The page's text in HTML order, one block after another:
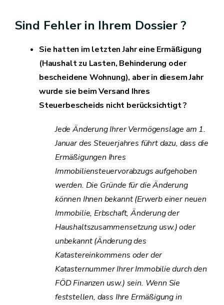
Sind Fehler in Ihrem Dossier ?
Sie hatten im letzten Jahr eine Ermäßigung
(Haushalt zu Lasten, Behinderung oder
bescheidene Wohnung), aber in diesem Jahr
wurde sie beim Versand Ihres
Steuerbescheids nicht berücksichtigt ?
Jede Änderung Ihrer Vermögenslage am 1.
Januar des Steuerjahres führt dazu, dass die
Ermäßigungen Ihres
Immobiliensteuervorabzugs aufgehoben
werden. Die Gründe für die Änderung
können Ihnen bekannt (Erwerb einer neuen
Immobilie, Erbschaft, Änderung der
Haushaltszusammensetzung usw.) oder
unbekannt (Änderung des
Katastereinkommens oder der
Katasternummer Ihrer Immobilie durch den
FÖD Finanzen usw.) sein. Wenn Sie
feststellen, dass Ihre Ermäßigung in